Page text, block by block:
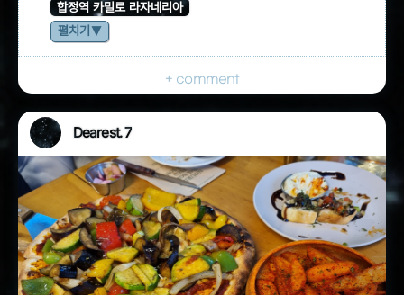
합정역 카밀로 라자네리아
펼치기
+ comment
Dearest. 7